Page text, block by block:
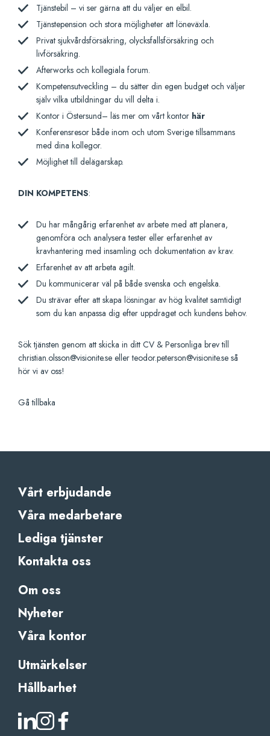
Tjänstebil – vi ser gärna att du väljer en elbil.
Tjänstepension och stora möjligheter att löneväxla.
Privat sjukvårdsförsäkring, olycksfallsförsäkring och
livförsäkring.
Afterworks och kollegiala forum.
Kompetensutveckling – du sätter din egen budget och väljer
själv vilka utbildningar du vill delta i.
Kontor i Östersund– läs mer om vårt kontor här
Konferensresor både inom och utom Sverige tillsammans
med dina kollegor.
Möjlighet till delägarskap.
DIN KOMPETENS:
Du har mångårig erfarenhet av arbete med att planera,
genomföra och analysera tester eller erfarenhet av
kravhantering med insamling och dokumentation av krav.
Erfarenhet av att arbeta agilt.
Du kommunicerar väl på både svenska och engelska.
Du strävar efter att skapa lösningar av hög kvalitet samtidigt
som du kan anpassa dig efter uppdraget och kundens behov.
Sök tjänsten genom att skicka in ditt CV & Personliga brev till
christian.olsson@visionite.se eller teodor.peterson@visionite.se så
hör vi av oss!
Gå tillbaka
Vårt erbjudande
Våra medarbetare
Lediga tjänster
Kontakta oss
Om oss
Nyheter
Våra kontor
Utmärkelser
Hållbarhet